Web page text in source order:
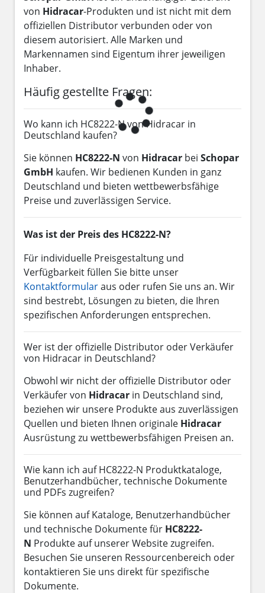
von Hidracar-Produkten und ist nicht mit dem
offiziellen Distributor verbunden oder von
diesem autorisiert. Alle Marken und
Markennamen sind Eigentum ihrer jeweiligen
Inhaber.
Häufig gestellte Fragen:
Wo kann ich HC8222-N von Hidracar in
Deutschland kaufen?
Sie können HC8222-N von Hidracar bei Schopar
GmbH kaufen. Wir bedienen Kunden in ganz
Deutschland und bieten wettbewerbsfähige
Preise und zuverlässigen Service.
Was ist der Preis des HC8222-N?
Für individuelle Preisgestaltung und
Verfügbarkeit füllen Sie bitte unser
Kontaktformularaus oder rufen Sie uns an. Wir
sind bestrebt, Lösungen zu bieten, die Ihren
spezifischen Anforderungen entsprechen.
Wer ist der offizielle Distributor oder Verkäufer
von Hidracar in Deutschland?
Obwohl wir nicht der offizielle Distributor oder
Verkäufer von Hidracar in Deutschland sind,
beziehen wir unsere Produkte aus zuverlässigen
Quellen und bieten Ihnen originale Hidracar
Ausrüstung zu wettbewerbsfähigen Preisen an.
Wie kann ich auf HC8222-N Produktkataloge,
Benutzerhandbücher, technische Dokumente
und PDFs zugreifen?
Sie können auf Kataloge, Benutzerhandbücher
und technische Dokumente für HC8222-
N Produkte auf unserer Website zugreifen.
Besuchen Sie unseren Ressourcenbereich oder
kontaktieren Sie uns direkt für spezifische
Dokumente.